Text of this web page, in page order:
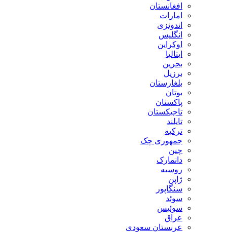
افغانستان
امارات
اندونزی
انگلیس
اوکراین
ایتالیا
بحرین
برزیل
بلغارستان
بوتان
پاکستان
تاجیکستان
تایلند
ترکیه
جمهوری چک
چین
دانمارک
روسیه
ژاپن
سنگاپور
سوئد
سوئیس
عراق
عربستان سعودی